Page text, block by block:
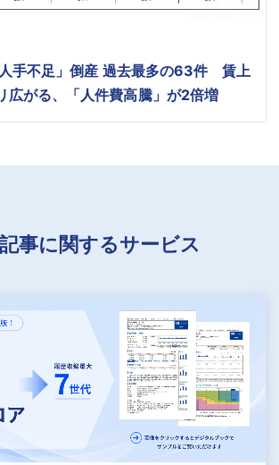
手不足」倒産 過去最多の63件 賃上
広がる、「人件費高騰」が2倍増
事に関するサービス